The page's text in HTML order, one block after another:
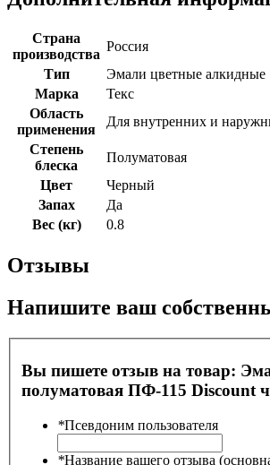
Страна
производства
Россия
Тип
Эмали цветные алкидные
Марка
Текс
Область
применения
Для внутренних и
Степень
блеска
Полуматовая
Цвет
Черный
Запах
Да
Вес (кг)
0.8
Отзывы
Напишите ваш
Вы пишете отзыв на товар:
полуматовая ПФ-115 Discount
*Псевдоним пользователя
*Название вашего отзыва